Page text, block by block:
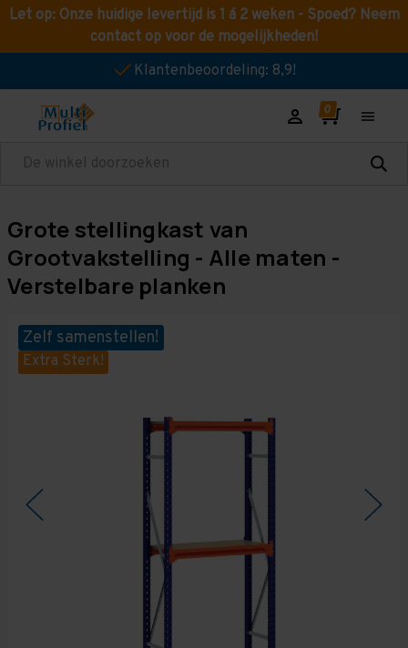
Let op: Onze huidige levertijd is 1 á 2 weken - Spoed? Neem
contact op voor de mogelijkheden!
Klantenbeoordeling: 8,9!
Zoeken
Grote stellingkast van
Grootvakstelling - Alle maten -
Verstelbare planken
Zelf samenstellen!
Extra Sterk!